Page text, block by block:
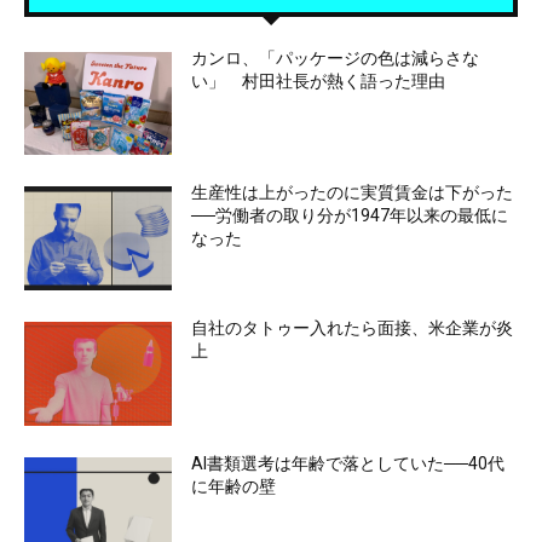
カンロ、「パッケージの色は減らさな
い」 村田社長が熱く語った理由
生産性は上がったのに実質賃金は下がった
──労働者の取り分が1947年以来の最低に
なった
自社のタトゥー入れたら面接、米企業が炎
上
AI書類選考は年齢で落としていた──40代
に年齢の壁